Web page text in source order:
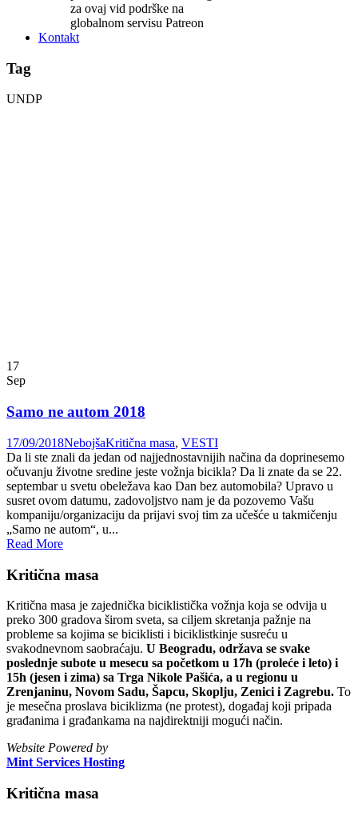
za ovaj vid podrške na
globalnom servisu Patreon
Kontakt
Tag
UNDP
17
Sep
Samo ne autom 2018
17/09/2018NebojšaKritična masa, VESTI
Da li ste znali da jedan od najjednostavnijih načina da doprinesemo
očuvanju životne sredine jeste vožnja bicikla? Da li znate da se 22.
septembar u svetu obeležava kao Dan bez automobila? Upravo u
susret ovom datumu, zadovoljstvo nam je da pozovemo Vašu
kompaniju/organizaciju da prijavi svoj tim za učešće u takmičenju
„Samo ne autom“, u...
Read More
Kritična masa
Kritična masa je zajednička biciklistička vožnja koja se odvija u
preko 300 gradova širom sveta, sa ciljem skretanja pažnje na
probleme sa kojima se biciklisti i biciklistkinje susreću u
svakodnevnom saobraćaju. U Beogradu, održava se svake
poslednje subote u mesecu sa početkom u 17h (proleće i leto) i
15h (jesen i zima) sa Trga Nikole Pašića, a u regionu u
Zrenjaninu, Novom Sadu, Šapcu, Skoplju, Zenici i Zagrebu. To
je mesečna proslava biciklizma (ne protest), događaj koji pripada
građanima i građankama na najdirektniji mogući način.
Website Powered by
Mint Services Hosting
Kritična masa